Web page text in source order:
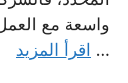
واسعة مع
… اقرأ المزيد